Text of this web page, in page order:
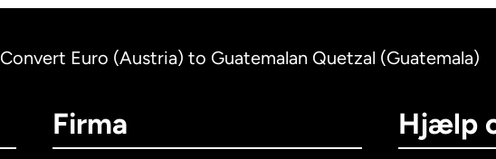
Convert Euro (Austria) to Guatemalan Quetzal (Guatemala)
Firma Hjælp